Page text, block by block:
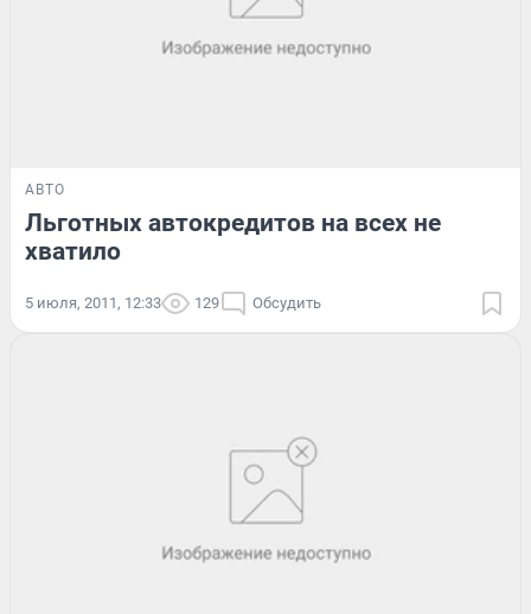
АВТО
Льготных автокредитов на всех не
хватило
5 июля, 2011, 12:33 129 Обсудить